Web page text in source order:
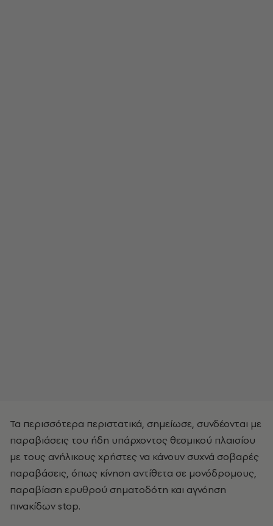
Τα περισσότερα περιστατικά, σημείωσε, συνδέονται με
παραβιάσεις του ήδη υπάρχοντος θεσμικού πλαισίου
με τους ανήλικους χρήστες να κάνουν συχνά σοβαρές
παραβάσεις, όπως κίνηση αντίθετα σε μονόδρομους,
παραβίαση ερυθρού σηματοδότη και αγνόηση
πινακίδων stop.